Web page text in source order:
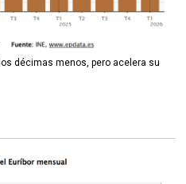
décimas menos, pero acelera su